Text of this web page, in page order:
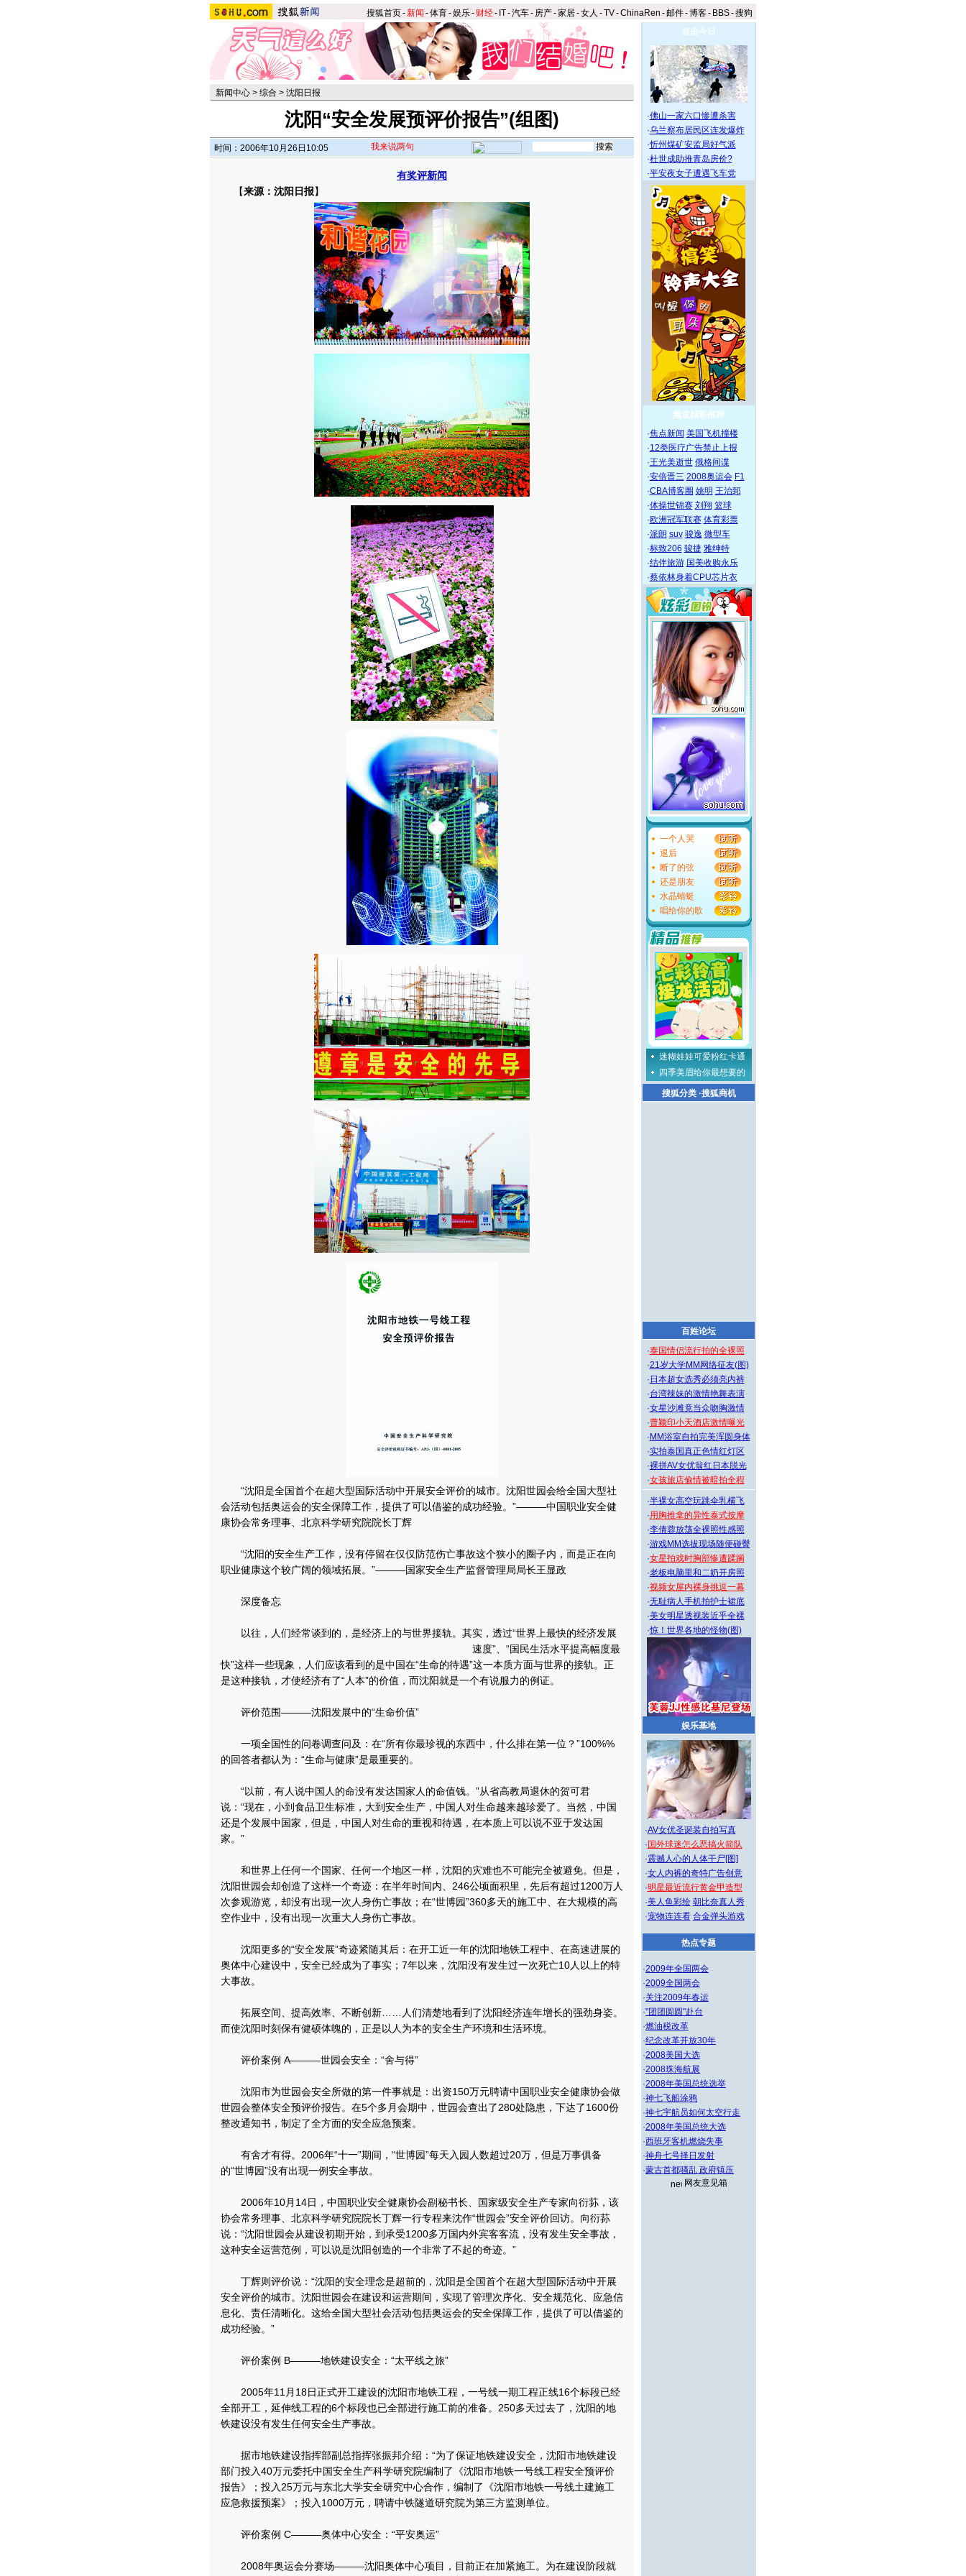
搜狐首页-新闻 -体育-娱乐- 财经- IT-汽车- 房产-家居-女人 -TV-ChinaRen -邮件-博客- BBS-搜狗
新闻中心 > 综合 > 沈阳日报
沈阳“安全发展预评价报告”(组图)
时间：2006年10月26日10:05 我来说两句
有奖评新闻
【来源：沈阳日报】
“沈阳是全国首个在超大型国际活动中开展安全评价的城市。沈阳世园会给全国大型社
会活动包括奥运会的安全保障工作，提供了可以借鉴的成功经验。”———中国职业安全健
康协会常务理事、北京科学研究院院长丁辉
“沈阳的安全生产工作，没有停留在仅仅防范伤亡事故这个狭小的圈子内，而是正在向
职业健康这个较广阔的领域拓展。”———国家安全生产监督管理局局长王显政
深度备忘
以往，人们经常谈到的，是经济上的与世界接轨。 其实，透过“世界上最快的经济发展
速度”、“国民生活水平提高幅度最
快”这样一些现象，人们应该看到的是中国在“生命的待遇”这一本质方面与世界的接轨。正
是这种接轨，才使经济有了“人本”的价值，而沈阳就是一个有说服力的例证。
评价范围———沈阳发展中的“生命价值”
一项全国性的问卷调查问及：在“所有你最珍视的东西中，什么排在第一位？”100%%
的回答者都认为：“生命与健康”是最重要的。
“以前，有人说中国人的命没有发达国家人的命值钱。”从省高教局退休的贺可君
说：“现在，小到食品卫生标准，大到安全生产，中国人对生命越来越珍爱了。当然，中国
还是个发展中国家，但是，中国人对生命的重视和待遇，在本质上可以说不亚于发达国
家。”
和世界上任何一个国家、任何一个地区一样，沈阳的灾难也不可能完全被避免。但是，
沈阳世园会却创造了这样一个奇迹：在半年时间内、246公顷面积里，先后有超过1200万人
次参观游览，却没有出现一次人身伤亡事故；在“世博园”360多天的施工中、在大规模的高
空作业中，没有出现一次重大人身伤亡事故。
沈阳更多的“安全发展”奇迹紧随其后：在开工近一年的沈阳地铁工程中、在高速进展的
奥体中心建设中，安全已经成为了事实；7年以来，沈阳没有发生过一次死亡10人以上的特
大事故。
拓展空间、提高效率、不断创新……人们清楚地看到了沈阳经济连年增长的强劲身姿。
而使沈阳时刻保有健硕体魄的，正是以人为本的安全生产环境和生活环境。
评价案例 A———世园会安全：“舍与得”
沈阳市为世园会安全所做的第一件事就是：出资150万元聘请中国职业安全健康协会做
世园会整体安全预评价报告。在5个多月会期中，世园会查出了280处隐患，下达了1600份
整改通知书，制定了全方面的安全应急预案。
有舍才有得。2006年“十一”期间，“世博园”每天入园人数超过20万，但是万事俱备
的“世博园”没有出现一例安全事故。
2006年10月14日，中国职业安全健康协会副秘书长、国家级安全生产专家向衍荪，该
协会常务理事、北京科学研究院院长丁辉一行专程来沈作“世园会”安全评价回访。向衍荪
说：“沈阳世园会从建设初期开始，到承受1200多万国内外宾客客流，没有发生安全事故，
这种安全运营范例，可以说是沈阳创造的一个非常了不起的奇迹。”
丁辉则评价说：“沈阳的安全理念是超前的，沈阳是全国首个在超大型国际活动中开展
安全评价的城市。沈阳世园会在建设和运营期间，实现了管理次序化、安全规范化、应急信
息化、责任清晰化。这给全国大型社会活动包括奥运会的安全保障工作，提供了可以借鉴的
成功经验。”
评价案例 B———地铁建设安全：“太平线之旅”
2005年11月18日正式开工建设的沈阳市地铁工程，一号线一期工程正线16个标段已经
全部开工，延伸线工程的6个标段也已全部进行施工前的准备。250多天过去了，沈阳的地
铁建设没有发生任何安全生产事故。
据市地铁建设指挥部副总指挥张振邦介绍：“为了保证地铁建设安全，沈阳市地铁建设
部门投入40万元委托中国安全生产科学研究院编制了《沈阳市地铁一号线工程安全预评价
报告》；投入25万元与东北大学安全研究中心合作，编制了《沈阳市地铁一号线土建施工
应急救援预案》；投入1000万元，聘请中铁隧道研究院为第三方监测单位。
评价案例 C———奥体中心安全：“平安奥运”
2008年奥运会分赛场———沈阳奥体中心项目，目前正在加紧施工。为在建设阶段就
点击今日
·佛山一家六口惨遭杀害
·乌兰察布居民区连发爆炸
·忻州煤矿安监局好气派
·杜世成助推青岛房价?
·平安夜女子遭遇飞车党
频道精彩推荐
·焦点新闻 美国飞机撞楼
·12类医疗广告禁止上报
·王光美逝世 俄格间谍
·安倍晋三 2008奥运会 F1
·CBA博客圈 姚明 王治郅
·体操世锦赛 刘翔 篮球
·欧洲冠军联赛 体育彩票
·派朗 suv 骏逸 微型车
·标致206 骏捷 雅绅特
·结伴旅游 国美收购永乐
·蔡依林身着CPU芯片衣
一个人哭
退后
断了的弦
还是朋友
水晶蜻蜓
唱给你的歌
迷糊娃娃可爱粉红卡通
四季美眉给你最想要的
搜狐分类·搜狐商机
百姓论坛
·泰国情侣流行拍的全裸照
·21岁大学MM网络征友(图)
· 日本超女选秀必须亮内裤
·台湾辣妹的激情艳舞表演
·女星沙滩竟当众吻胸激情
·曹颖印小天酒店激情曝光
· MM浴室自拍完美浑圆身体
·实拍泰国真正色情红灯区
·裸拼AV女优翁红日本脱光
·女孩旅店偷情被暗拍全程
·半裸女高空玩跳伞乳横飞
·用胸推拿的异性泰式按摩
·李倩蓉放荡全裸照性感照
·游戏MM选拔现场随便碰臀
·女星拍戏时胸部惨遭蹂躏
·老板电脑里和二奶开房照
·视频女屋内裸身挑逗一幕
·无耻病人手机拍护士裙底
·美女明星透视装近乎全裸
·惊！世界各地的怪物(图)
娱乐基地
·AV女优圣诞装自拍写真
· 国外球迷怎么恶搞火箭队
·震撼人心的人体干尸[图]
·女人内裤的奇特广告创意
·明星最近流行黄金甲造型
·美人鱼彩绘 朝比奈真人秀
·宠物连连看 合金弹头游戏
热点专题
·2009年全国两会
·2009全国两会
·关注2009年春运
·"团团圆圆"赴台
·燃油税改革
·纪念改革开放30年
·2008美国大选
·2008珠海航展
·2008年美国总统选举
·神七飞船涂鸦
·神七宇航员如何太空行走
·2008年美国总统大选
·西班牙客机燃烧失事
·神舟七号择日发射
·蒙古首都骚乱 政府镇压
网友意见箱